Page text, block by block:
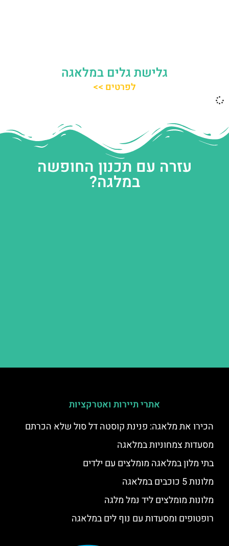
גלישת גלים במלאגה
לפרטים >>
עזרה עם תכנון החופשה
במלגה?
אתרי תיירות ואטרקציות
הכירו את מלאגה: פנינת קוסטה דל סול שלא הכרתם
מסעדות צמחוניות במלאגה
בתי מלון במלאגה מומלצים עם ילדים
מלונות 5 כוכבים במלאגה
מלונות מומלצים ליד נמל מלגה
רופטופים ומסעדות עם נוף לים במלאגה